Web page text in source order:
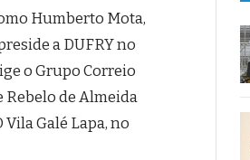
Humberto Mota,
a DUFRY no
o Grupo Correio
Rebelo de Almeida
Galé Lapa, no